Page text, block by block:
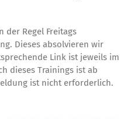
der Regel Freitags
Dieses absolvieren wir
Link ist jeweils im
dieses Trainings ist ab
ist nicht erforderlich.